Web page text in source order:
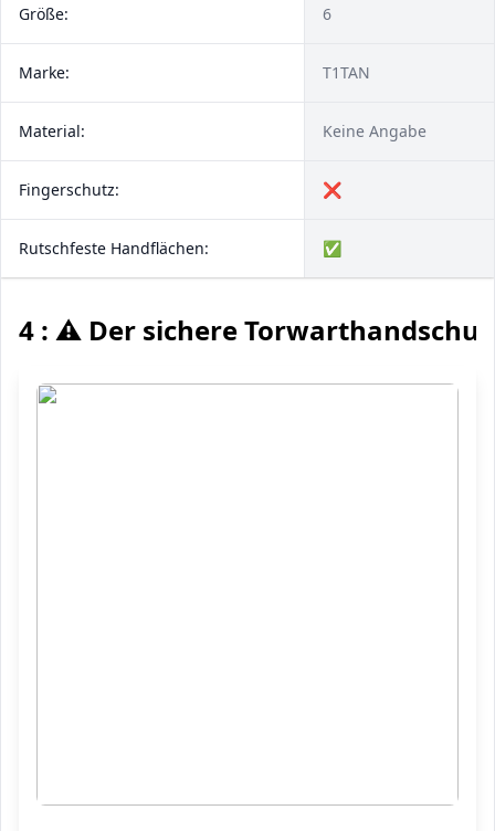
Größe: 6
Marke: T1TAN
Material: Keine Angabe
Fingerschutz: ❌
Rutschfeste Handflächen: ✅
4 : ⚠️ Der sichere